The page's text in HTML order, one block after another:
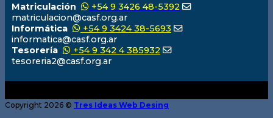
Matriculación
+54 9 3426 48-5392
matriculacion@casf.org.ar
Informática
+54 9 3424 38-5693
informatica@casf.org.ar
Tesorería
+54 9 342 4 385932
tesoreria2@casf.org.ar
Copyright 2026 © Tres Ideas Web Desing